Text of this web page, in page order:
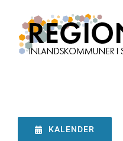
innehållet
KALENDER